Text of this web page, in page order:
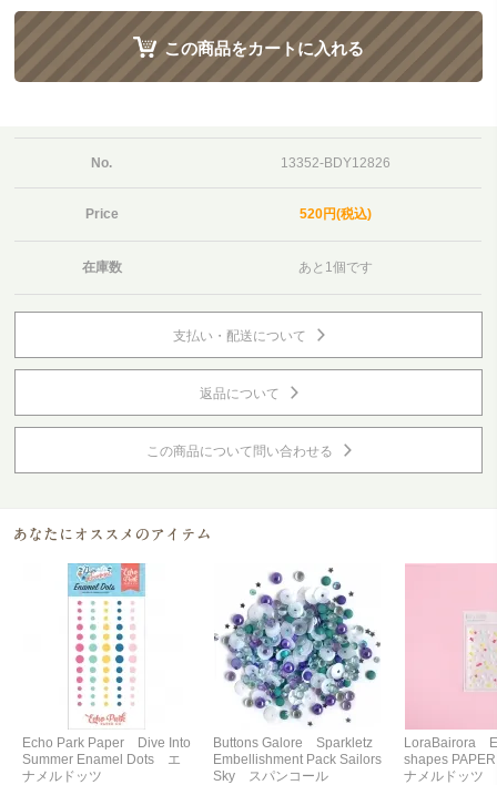
この商品をカートに入れる
No. 13352-BDY12826
Price 520円(税込)
在庫数 あと1個です
支払い・配送について
返品について
この商品について問い合わせる
Echo Park Paper Dive Into
Summer Enamel Dots エ
ナメルドッツ
Buttons Galore Sparkletz
Embellishment Pack Sailors
Sky スパンコール
LoraBairora
shapes
ナメルドッツ